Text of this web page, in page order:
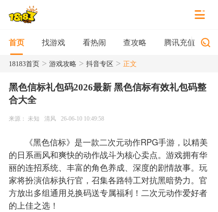
首页 找游戏 看热闹 查攻略 腾讯充值
18183首页> 游戏攻略 > 抖音专区> 正文
黑色信标礼包码2026最新 黑色信标有效礼包码整
合大全
来源： 未知 清风 26-06-10 10:49:58
《黑色信标》是一款二次元动作RPG手游，以精美
的日系画风和爽快的动作战斗为核心卖点。游戏拥有华
丽的连招系统、丰富的角色养成、深度的剧情故事。玩
家将扮演信标执行官，召集各路特工对抗黑暗势力。官
方放出多组通用兑换码送专属福利！二次元动作爱好者
的上佳之选！